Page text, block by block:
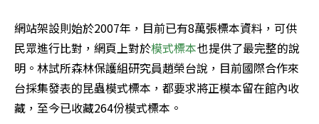
網站架設則始於2007年，目前已有8萬張標本資料，可供
民眾進行比對，網頁上對於模式標本也提供了最完整的說
明。林試所森林保護組研究員趙榮台說，目前國際合作來
台採集發表的昆蟲模式標本，都要求將正模本留在館內收
藏，至今已收藏264份模式標本。